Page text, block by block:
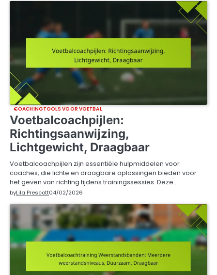
COACHINGTOOLS VOOR VOETBAL
Voetbalcoachpijlen:
Richtingsaanwijzing,
Lichtgewicht, Draagbaar
Voetbalcoachpijlen zijn essentiële hulpmiddelen voor
coaches, die lichte en draagbare oplossingen bieden voor
het geven van richting tijdens trainingssessies. Deze…
byLila Prescott04/02/2026